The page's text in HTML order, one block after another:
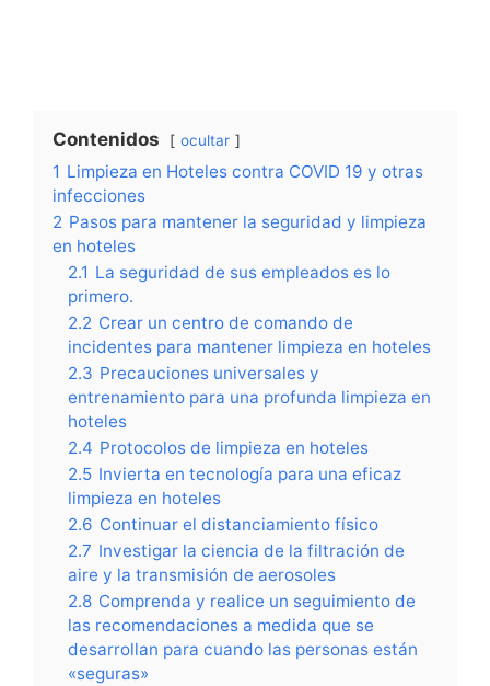
Contenidos ocultar
1 Limpieza en Hoteles contra COVID 19 y otras
infecciones
2 Pasos para mantener la seguridad y limpieza
en hoteles
2.1 La seguridad de sus empleados es lo
primero.
2.2 Crear un centro de comando de
incidentes para mantener limpieza en hoteles
2.3 Precauciones universales y
entrenamiento para una profunda limpieza en
hoteles
2.4 Protocolos de limpieza en hoteles
2.5 Invierta en tecnología para una eficaz
limpieza en hoteles
2.6 Continuar el distanciamiento físico
2.7 Investigar la ciencia de la filtración de
aire y la transmisión de aerosoles
2.8 Comprenda y realice un seguimiento de
las recomendaciones a medida que se
desarrollan para cuando las personas están
«seguras»